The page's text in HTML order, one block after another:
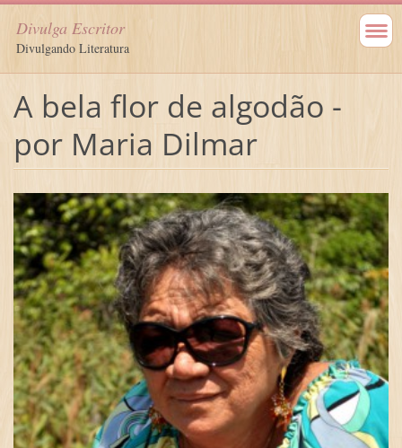
Divulga Escritor
Divulgando Literatura
A bela flor de algodão -
por Maria Dilmar